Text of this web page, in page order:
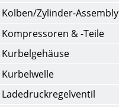
Kolben/Zylinder-Assembly
Kompressoren & -Teile
Kurbelgehäuse
Kurbelwelle
Ladedruckregelventil